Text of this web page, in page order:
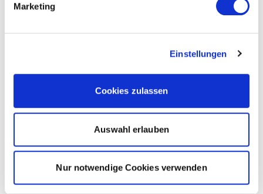
Marketing
Einstellungen
Cookies zulassen
Auswahl erlauben
Nur notwendige Cookies verwenden